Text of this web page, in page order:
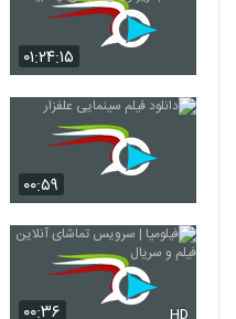
۰۱:۲۴:۱۵
۰۰:۵۹
۰۰:۳۶ HD